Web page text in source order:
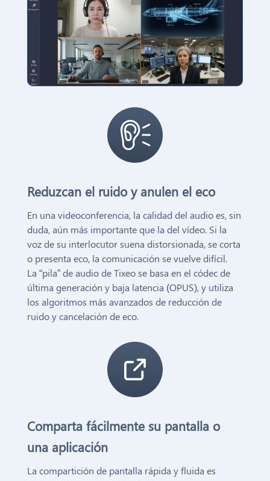
Reduzcan el ruido y anulen el eco
En una videoconferencia, la calidad del audio es, sin
duda, aún más importante que la del vídeo. Si la
voz de su interlocutor suena distorsionada, se corta
o presenta eco, la comunicación se vuelve difícil.
La “pila” de audio de Tixeo se basa en el códec de
última generación y baja latencia (OPUS), y utiliza
los algoritmos más avanzados de reducción de
ruido y cancelación de eco.
Comparta fácilmente su pantalla o
una aplicación
La compartición de pantalla rápida y fluida es